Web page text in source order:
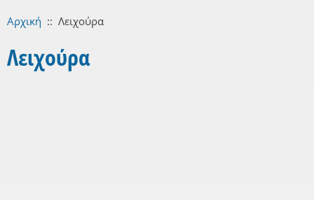
Αρχική :: Λειχούρα
Λειχούρα